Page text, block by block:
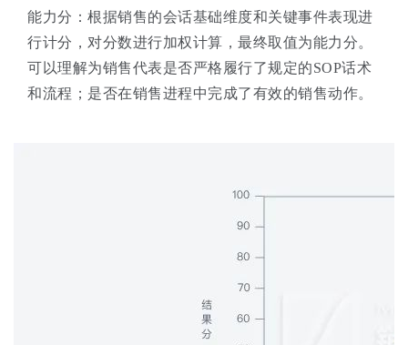
能力分：根据销售的会话基础维度和关键事件表现进
行计分，对分数进行加权计算，最终取值为能力分。
可以理解为销售代表是否严格履行了规定的SOP话术
和流程；是否在销售进程中完成了有效的销售动作。